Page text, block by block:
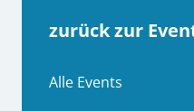
zurück zur
Alle Events